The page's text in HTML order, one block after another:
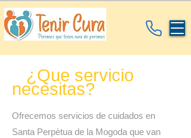
¿Que servicio
necesitas?
Ofrecemos servicios de cuidados en
Santa Perpètua de la Mogoda que van